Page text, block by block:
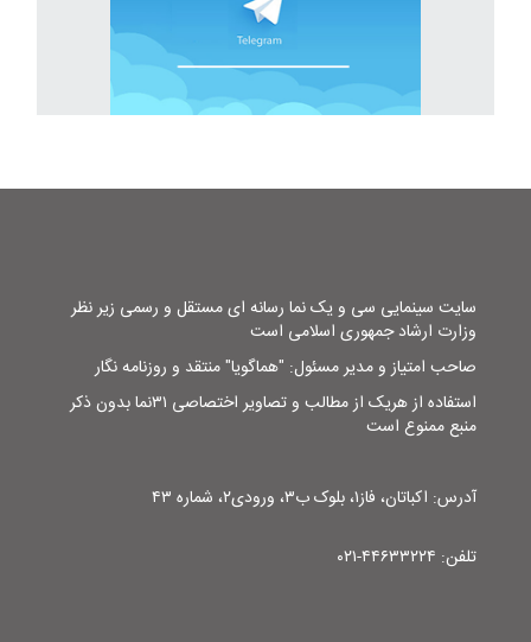
سایت سینمایی سی و یک نما رسانه ای مستقل و رسمی زیر نظر
وزارت ارشاد جمهوری اسلامی است
صاحب امتیاز و مدیر مسئول: "هماگویا" منتقد و روزنامه نگار
استفاده از هریک از مطالب و تصاویر اختصاصی ۳۱نما بدون ذکر
منبع ممنوع است
آدرس: اکباتان، فاز۱، بلوک ب۳، ورودی۲، شماره ۴۳
تلفن: ۴۴۶۳۳۲۲۴-۰۲۱